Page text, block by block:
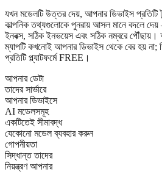
যখন মডেলটি উত্তর দেয়, আপনার ডিভাইস
কাল্পনিক তথ্যগুলোকে পুনরায় আসল মানে বদলে
ইনবক্স, সঠিক ইনভয়েস এবং সঠিক নম্বরে
ম্যাপটি কখনোই আপনার ডিভাইস থেকে বের হয়
প্রতিটি প্ল্যাটফর্মে FREE।
আপনার ডেটা
তাদের সার্ভারে
আপনার ডিভাইসে
AI মডেলসমূহ
একটিতেই সীমাবদ্ধ
যেকোনো মডেল ব্যবহার করুন
গোপনীয়তা
সিদ্ধান্ত তাদের
নিয়ন্ত্রণ আপনার